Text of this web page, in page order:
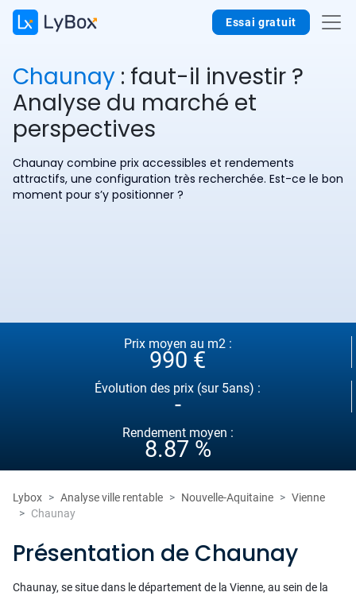
Essai gratuit
Chaunay : faut-il investir ?
Analyse du marché et
perspectives
Chaunay combine prix accessibles et rendements
attractifs, une configuration très recherchée. Est-ce le bon
moment pour s’y positionner ?
Prix moyen au m2 :
990 €
Évolution des prix (sur 5ans) :
-
Rendement moyen :
8.87 %
Lybox Analyse ville rentable Nouvelle-Aquitaine
Vienne
Chaunay
Présentation de Chaunay
Chaunay, se situe dans le département de la Vienne, au sein de la